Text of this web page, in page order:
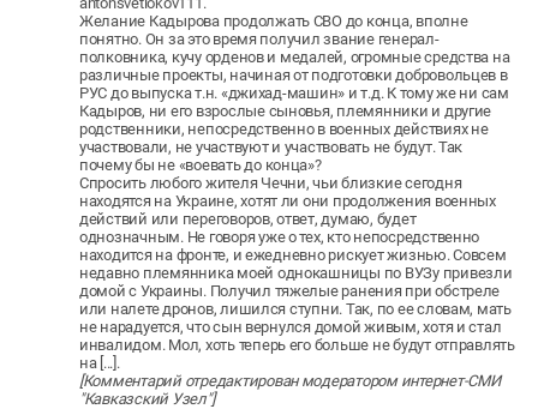
Желание Кадырова продолжать СВО до конца, вполне
понятно. Он за это время получил звание генерал-
полковника, кучу орденов и медалей, огромные средства на
различные проекты, начиная от подготовки добровольцев в
РУС до выпуска т.н. «джихад-машин» и т.д. К тому же ни сам
Кадыров, ни его взрослые сыновья, племянники и другие
родственники, непосредственно в военных действиях не
участвовали, не участвуют и участвовать не будут. Так
почему бы не «воевать до конца»?
Спросить любого жителя Чечни, чьи близкие сегодня
находятся на Украине, хотят ли они продолжения военных
действий или переговоров, ответ, думаю, будет
однозначным. Не говоря уже о тех, кто непосредственно
находится на фронте, и ежедневно рискует жизнью. Совсем
недавно племянника моей однокашницы по ВУЗу привезли
домой с Украины. Получил тяжелые ранения при обстреле
или налете дронов, лишился ступни. Так, по ее словам, мать
не нарадуется, что сын вернулся домой живым, хотя и стал
инвалидом. Мол, хоть теперь его больше не будут отправлять
на [...].
[Комментарий отредактирован модератором интернет-СМИ
"Кавказский Узел"]